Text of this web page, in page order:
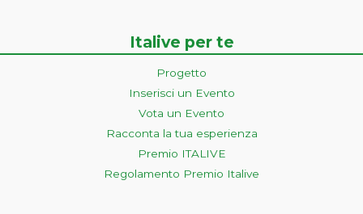
Italive per te
Progetto
Inserisci un Evento
Vota un Evento
Racconta la tua esperienza
Premio ITALIVE
Regolamento Premio Italive